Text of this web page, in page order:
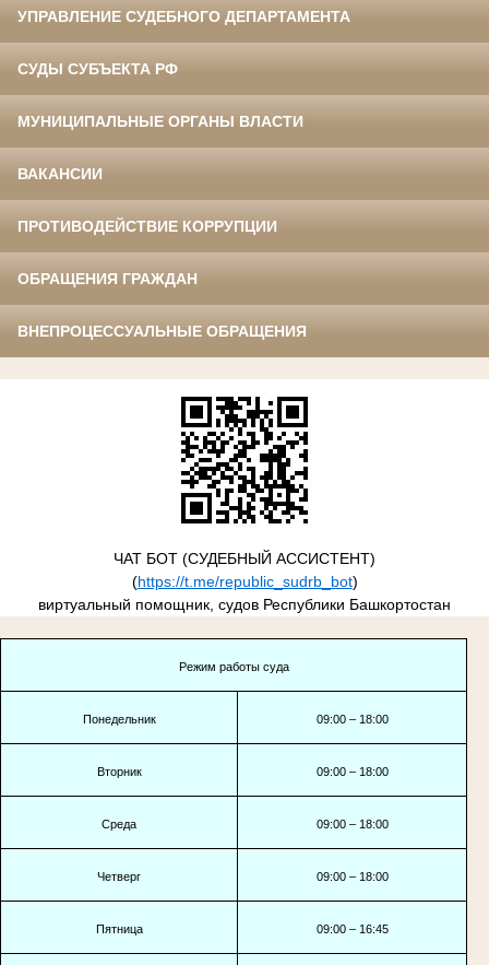
УПРАВЛЕНИЕ СУДЕБНОГО ДЕПАРТАМЕНТА
СУДЫ СУБЪЕКТА РФ
МУНИЦИПАЛЬНЫЕ ОРГАНЫ ВЛАСТИ
ВАКАНСИИ
ПРОТИВОДЕЙСТВИЕ КОРРУПЦИИ
ОБРАЩЕНИЯ ГРАЖДАН
ВНЕПРОЦЕССУАЛЬНЫЕ ОБРАЩЕНИЯ
ЧАТ БОТ (СУДЕБНЫЙ АССИСТЕНТ)
(https://t.me/republic_sudrb_bot)
виртуальный помощник, судов Республики Башкортостан
Режим работы суда
Понедельник 09:00 – 18:00
Вторник 09:00 – 18:00
Среда 09:00 – 18:00
Четверг 09:00 – 18:00
Пятница 09:00 – 16:45